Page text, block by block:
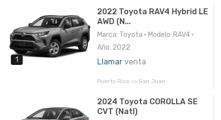
1
2022 Toyota RAV4 Hybrid LE
AWD (N...
Marca: Toyota • Modelo: RAV4 •
Año: 2022
Llamar venta
Puerto Rico >> San Juan
2024 Toyota COROLLA SE
CVT (Natl)